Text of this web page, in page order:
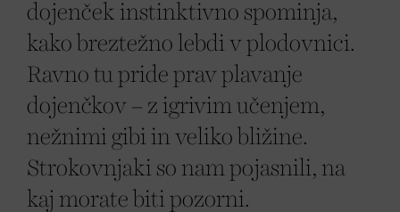
dojenček instinktivno spominja,
kako breztežno lebdi v plodovnici.
Ravno tu pride prav plavanje
dojenčkov – z igrivim učenjem,
nežnimi gibi in veliko bližine.
Strokovnjaki so nam pojasnili, na
kaj morate biti pozorni.